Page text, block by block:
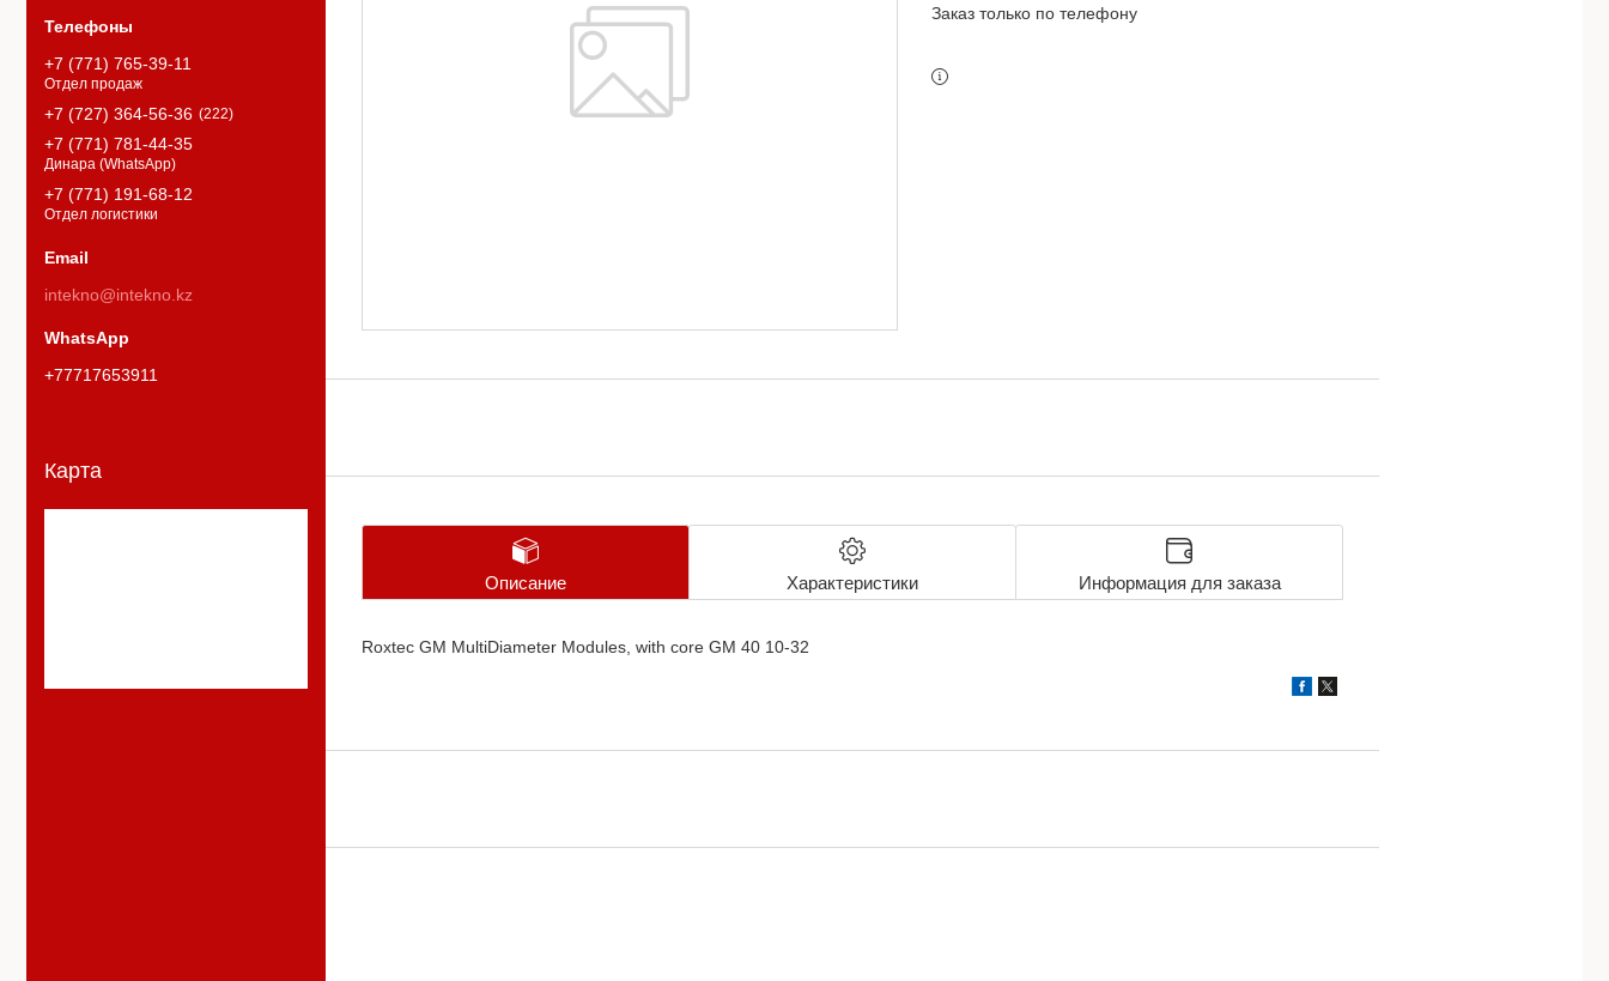
Заказ только по телефону
Описание Характеристики Информация для заказа
Roxtec GM MultiDiameter Modules, with core GM 40 10-32
+7 (771) 765-39-11
Отдел продаж
+7 (727) 364-56-36 222
+7 (771) 781-44-35
Динара (WhatsApp)
+7 (771) 191-68-12
Отдел логистики
intekno@intekno.kz
+77717653911
Карта